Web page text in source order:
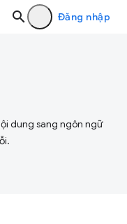
Đăng nhập
dung sang ngôn ngữ